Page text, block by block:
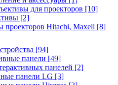
для проекторов [10]
[2]
проекторов Hitachi, Maxell [8]
[94]
панели [49]
панелей [2]
панели LG [3]